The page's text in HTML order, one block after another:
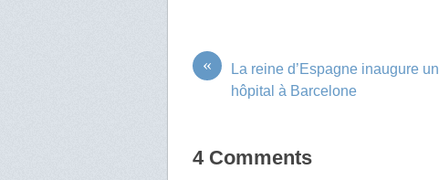
«
La reine d’Espagne inaugure un
hôpital à Barcelone
4 Comments